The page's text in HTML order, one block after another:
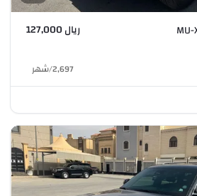
ريال 127,000
2,697
/شهر